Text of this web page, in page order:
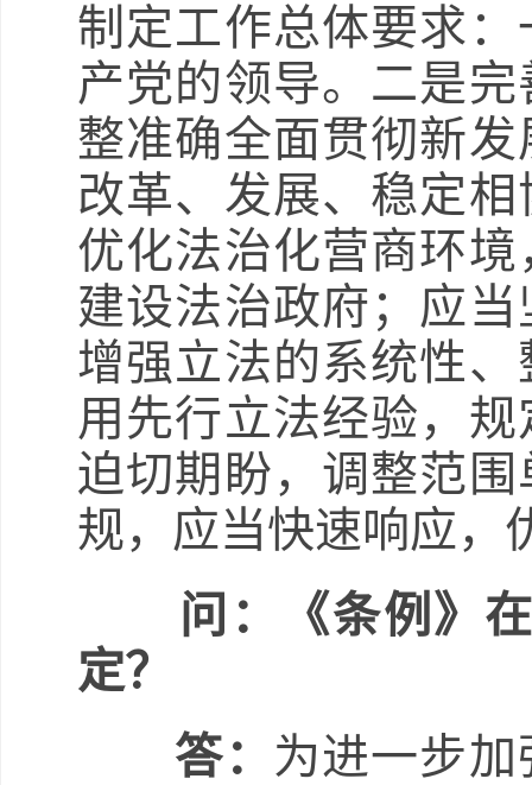
制定工作总体要求
产党的领导。二是
整准确全面贯彻新
改革、发展、稳定
优化法治化营商环
建设法治政府；应
增强立法的系统性
用先行立法经验，
迫切期盼，调整范
规，应当快速响应，
问：《条例》
定？
答： 为进一步